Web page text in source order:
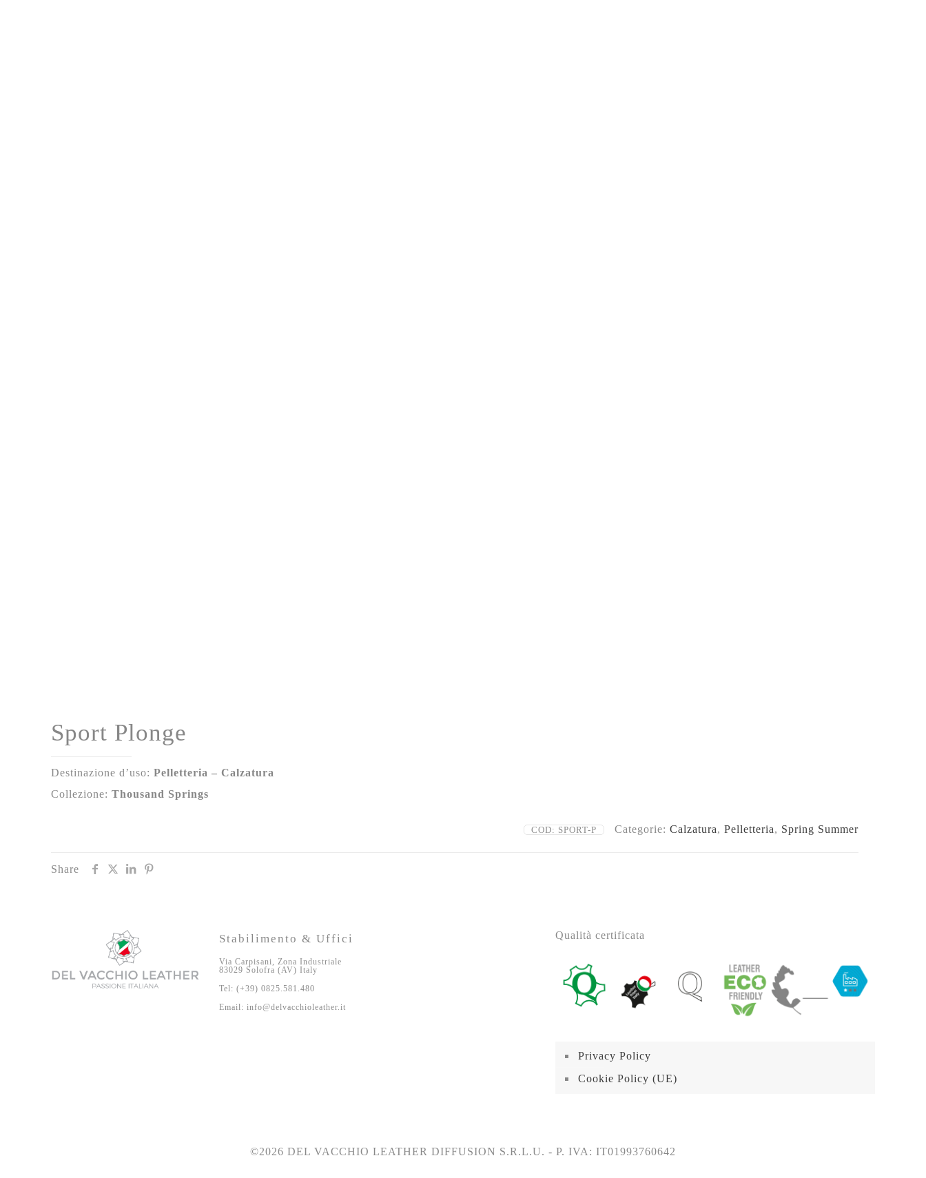
Sport Plonge
Destinazione d’uso: Pelletteria – Calzatura
Collezione: Thousand Springs
COD: SPORT-P Categorie: Calzatura, Pelletteria, Spring Summer
Share
Stabilimento & Uffici
Via Carpisani, Zona Industriale
83029 Solofra (AV) Italy
Tel: (+39) 0825.581.480
Email: info@delvacchioleather.it
Qualità certificata
Privacy Policy
Cookie Policy (UE)
©2026 DEL VACCHIO LEATHER DIFFUSION S.R.L.U. - P. IVA: IT01993760642